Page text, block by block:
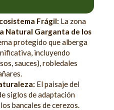
Frágil: La zona
Natural Garganta de los
protegido que alberga
incluyendo
sauces), robledales
El paisaje del
siglos de adaptación
bancales de cerezos.